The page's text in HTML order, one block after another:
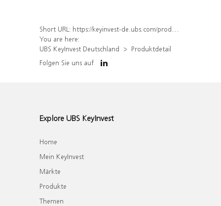
Short URL: https://keyinvest-de.ubs.com/produkt/detail/index/isin/DE000WA6ESP0
You are here:
UBS KeyInvest Deutschland
Produktdetail
Folgen Sie uns auf
Explore UBS KeyInvest
Home
Mein KeyInvest
Märkte
Produkte
Themen